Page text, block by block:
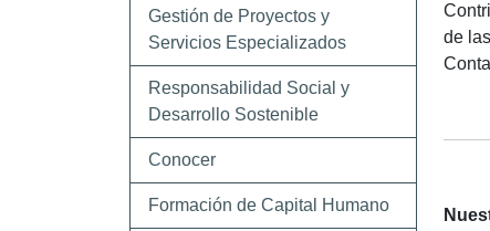
Gestión de Proyectos y
Servicios Especializados
Responsabilidad Social y
Desarrollo Sostenible
Conocer
Formación de Capital Humano
de